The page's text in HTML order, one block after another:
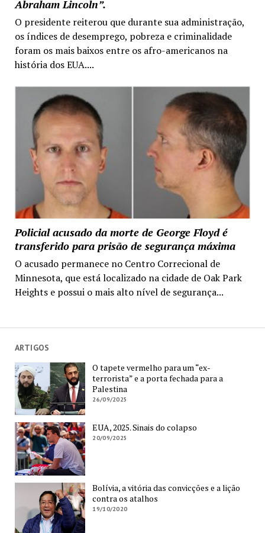
Abraham Lincoln”.
O presidente reiterou que durante sua administração,
os índices de desemprego, pobreza e criminalidade
foram os mais baixos entre os afro-americanos na
história dos EUA....
Policial acusado da morte de George Floyd é
transferido para prisão de segurança máxima
O acusado permanece no Centro Correcional de
Minnesota, que está localizado na cidade de Oak Park
Heights e possui o mais alto nível de segurança...
ARTIGOS
O tapete vermelho para um “ex-
terrorista” e a porta fechada para a
Palestina
26/09/2025
EUA, 2025. Sinais do colapso
20/09/2025
Bolívia, a vitória das convicções e a lição
contra os atalhos
19/10/2020